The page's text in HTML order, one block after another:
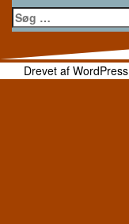
Søg
efter:
Drevet af WordPress